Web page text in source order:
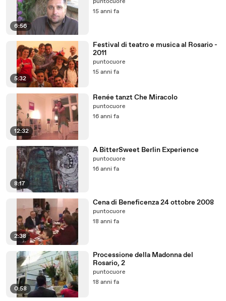
6:56
15 anni fa
5:32
Festival di teatro e musica al Rosario -
2011
puntocuore
15 anni fa
12:32
Renée tanzt Che Miracolo
puntocuore
16 anni fa
8:17
A BitterSweet Berlin Experience
puntocuore
16 anni fa
2:38
Cena di Beneficenza 24 ottobre 2008
puntocuore
18 anni fa
0:58
Processione della Madonna del
Rosario, 2
puntocuore
18 anni fa